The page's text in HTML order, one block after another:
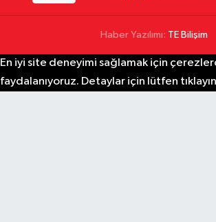
Haber Yazılımı: TE Bilişim
En iyi site deneyimi sağlamak için
faydalanıyoruz. Detaylar için lütfen